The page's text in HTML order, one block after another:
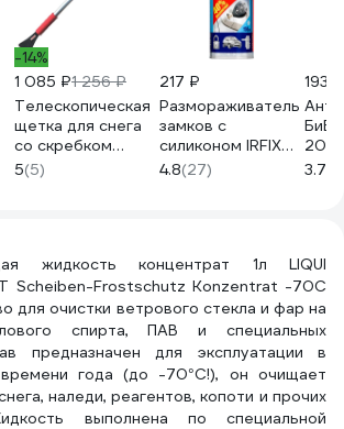
-14%
1 085 ₽1 256 ₽
Телескопическая
щетка для снега
со скребком
Zipower PM2161
5(5)
217 ₽
Размораживатель
замков с
силиконом IRFIX
150 мл 40021
4.8(27)
193 ₽
200
3.7
жидкость концентрат 1л LIQUI
Scheiben-Frostschutz Konzentrat -70С
для очистки ветрового стекла и фар на
спирта, ПАВ и специальных
предназначен для эксплуатации в
года (до -70°С!), он очищает
наледи, реагентов, копоти и прочих
выполнена по специальной